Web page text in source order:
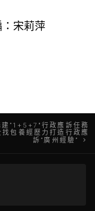
：宋莉萍
建”1+5+7″行政應訴任務
找包養經歷力打造行政應
訴”廣州經驗”